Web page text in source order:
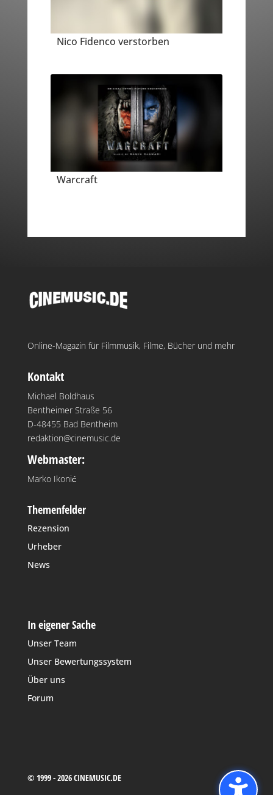
Nico Fidenco verstorben
Warcraft
Online-Magazin für Filmmusik, Filme, Bücher und mehr
Kontakt
Michael Boldhaus
Bentheimer Straße 56
D-48455 Bad Bentheim
redaktion@cinemusic.de
Webmaster:
Marko Ikonić
Themenfelder
Rezension
Urheber
News
In eigener Sache
Unser Team
Unser Bewertungssystem
Über uns
Forum
© 1999 - 2026 CINEMUSIC.DE